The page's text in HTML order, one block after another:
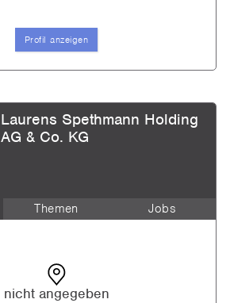
Profil anzeigen
Laurens Spethmann Holding
AG & Co. KG
Themen Jobs
nicht angegeben